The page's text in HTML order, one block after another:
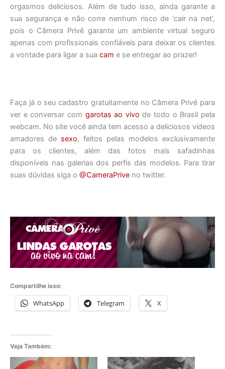
orgasmos deliciosos. Além de tudo isso, ainda garante a
sua segurança e não corre nenhum risco de ‘cair na net’,
pois o Câmera Privê garante um ambiente virtual seguro
apenas com profissionais confiáveis para deixar os clientes
a vontade para ligar a sua cam e se entregar ao prazer!
Faça já o seu cadastro gratuitamente no Câmera Privê para
ver e conversar com garotas ao vivo de todo o Brasil pela
webcam. No site você ainda tem acesso a deliciosos vídeos
amadores de sexo, feitos pelas modelos exclusivamente
para os clientes, além das fotos mais safadinhas
disponíveis nas galerias dos perfis das modelos. Para tirar
suas dúvidas siga o @CameraPrive no twitter.
Compartilhe isso:
WhatsApp Telegram X
Veja Também: